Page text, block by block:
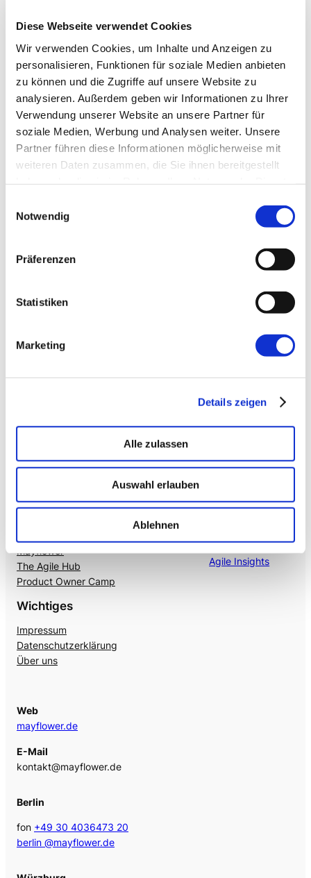
Diese Webseite verwendet Cookies
Wir verwenden Cookies, um Inhalte und Anzeigen zu
personalisieren, Funktionen für soziale Medien anbieten
zu können und die Zugriffe auf unsere Website zu
analysieren. Außerdem geben wir Informationen zu Ihrer
Verwendung unserer Website an unsere Partner für
soziale Medien, Werbung und Analysen weiter. Unsere
Partner führen diese Informationen möglicherweise mit
weiteren Daten zusammen, die Sie ihnen bereitgestellt
Notwendig
Präferenzen
Statistiken
Marketing
Details zeigen
Alle zulassen
Auswahl erlauben
Ablehnen
→ FOUNDATION
KI-Fundament für Unternehmen. On-prem.
Citizen Developer bauen Apps, IT hält die Kontrolle.
Realtime S2S, keine SaaS-Pipeline. Integriert in alle
Mayflower
The Agile Hub
Product Owner Camp
Agile Insights
Wichtiges
Impressum
Datenschutzerklärung
Über uns
Web
mayflower.de
E-Mail
kontakt@mayflower.de
Berlin
fon +49 30 4036473 20
berlin @mayflower.de